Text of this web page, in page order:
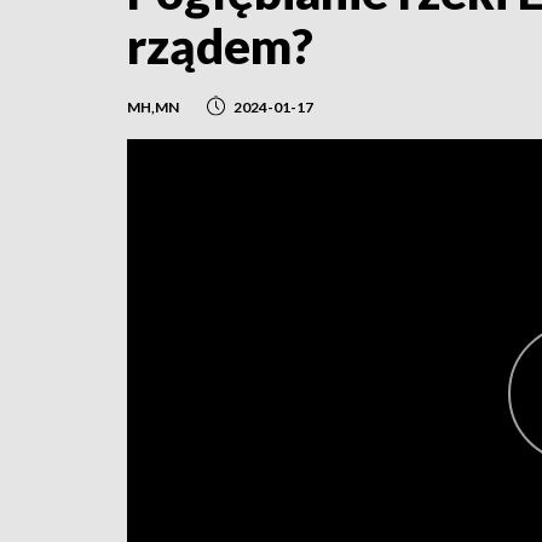
rządem?
MH,MN 2024-01-17